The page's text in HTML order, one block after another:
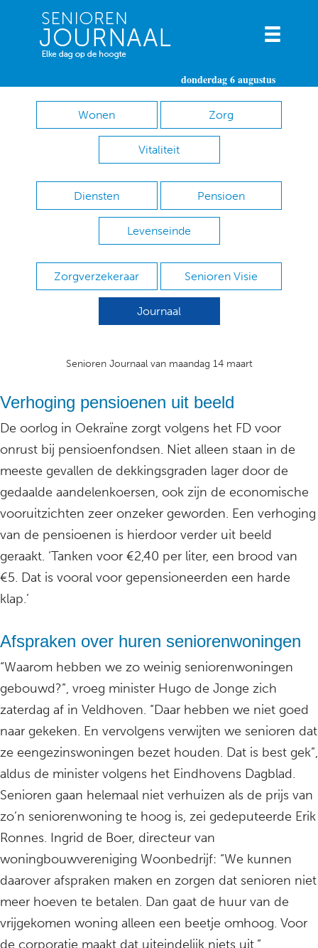
donderdag 6 augustus
Wonen Zorg
Vitaliteit
Diensten Pensioen
Levenseinde
Zorgverzekeraar Senioren Visie
Journaal
Senioren Journaal van maandag 14 maart
Verhoging pensioenen uit beeld
De oorlog in Oekraïne zorgt volgens het FD voor
onrust bij pensioenfondsen. Niet alleen staan in de
meeste gevallen de dekkingsgraden lager door de
gedaalde aandelenkoersen, ook zijn de economische
vooruitzichten zeer onzeker geworden. Een verhoging
van de pensioenen is hierdoor verder uit beeld
geraakt. ‘Tanken voor €2,40 per liter, een brood van
€5. Dat is vooral voor gepensioneerden een harde
klap.’
Afspraken over huren seniorenwoningen
“Waarom hebben we zo weinig seniorenwoningen
gebouwd?”, vroeg minister Hugo de Jonge zich
zaterdag af in Veldhoven. “Daar hebben we niet goed
naar gekeken. En vervolgens verwijten we senioren dat
ze eengezinswoningen bezet houden. Dat is best gek”,
aldus de minister volgens het Eindhovens Dagblad.
Senioren gaan helemaal niet verhuizen als de prijs van
zo’n seniorenwoning te hoog is, zei gedeputeerde Erik
Ronnes. Ingrid de Boer, directeur van
woningbouwvereniging Woonbedrijf: “We kunnen
daarover afspraken maken en zorgen dat senioren niet
meer hoeven te betalen. Dan gaat de huur van de
vrijgekomen woning alleen een beetje omhoog. Voor
de corporatie maakt dat uiteindelijk niets uit.”